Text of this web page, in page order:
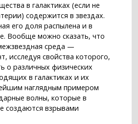
в галактиках (если не
содержится в звездах.
его доля распылена и в
Вообще можно сказать, что
среда —
исследуя свойства которого,
о различных физических
в галактиках и их
наглядным примером
волны, которые в
создаются взрывами